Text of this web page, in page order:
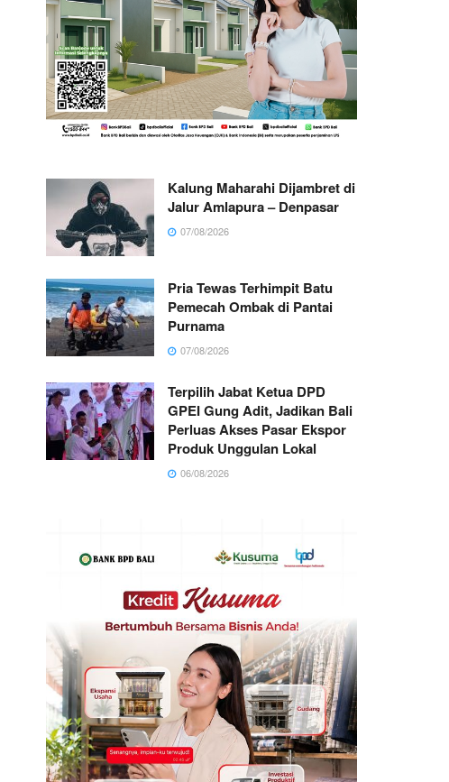
Kalung Maharahi Dijambret di
Jalur Amlapura – Denpasar
07/08/2026
Pria Tewas Terhimpit Batu
Pemecah Ombak di Pantai
Purnama
07/08/2026
Terpilih Jabat Ketua DPD
GPEI Gung Adit, Jadikan Bali
Perluas Akses Pasar Ekspor
Produk Unggulan Lokal
06/08/2026